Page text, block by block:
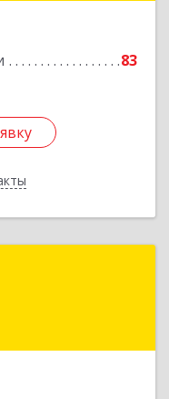
83
Подробнее